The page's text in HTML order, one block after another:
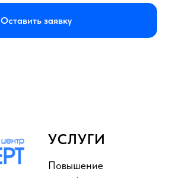
Оставить заявку
УСЛУГИ
Повышение